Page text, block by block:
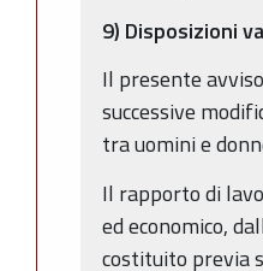
9) Disposizioni
Il presente
successive
tra uomini e
Il rapporto di
ed economico,
costituito previa